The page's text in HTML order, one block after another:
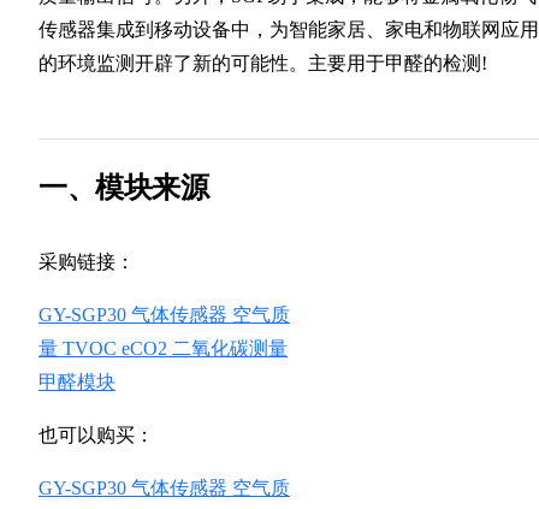
传感器集成到移动设备中，为智能家居、家电和物联网应
的环境监测开辟了新的可能性。主要用于甲醛的检测!
一、模块来源
采购链接：
GY-SGP30 气体传感器 空气质
量 TVOC eCO2 二氧化碳测量
甲醛模块
也可以购买：
GY-SGP30 气体传感器 空气质